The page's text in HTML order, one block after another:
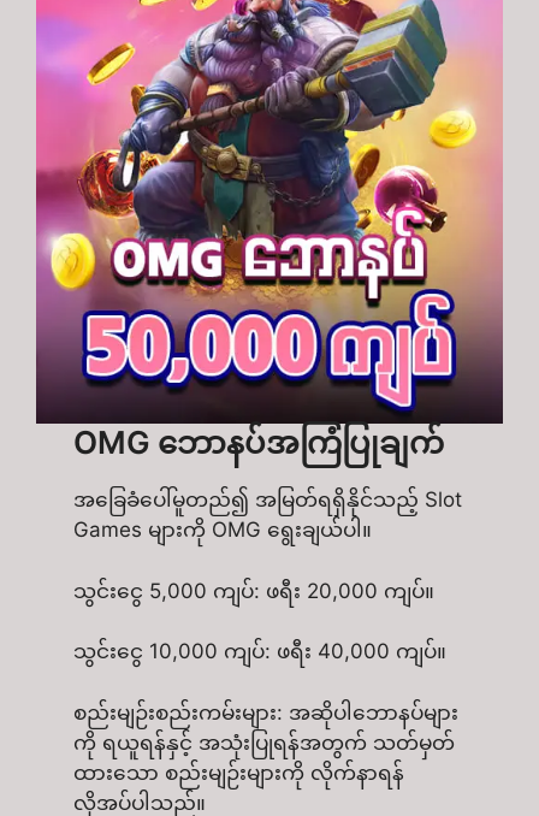
OMG ဘောနပ်အကြံပြုချက်
အခြေခံပေါ်မူတည်၍ အမြတ်ရရှိနိုင်သည့် Slot
Games များကို OMG ရွေးချယ်ပါ။
သွင်းငွေ 5,000 ကျပ်: ဖရီး 20,000 ကျပ်။​
သွင်းငွေ 10,000 ကျပ်: ဖရီး 40,000 ကျပ်။​
စည်းမျဉ်းစည်းကမ်းများ: အဆိုပါဘောနပ်များ
ကို ရယူရန်နှင့် အသုံးပြုရန်အတွက် သတ်မှတ်
ထားသော စည်းမျဉ်းများကို လိုက်နာရန်
လိုအပ်ပါသည်။